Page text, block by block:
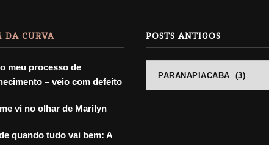
DA CURVA
meu processo de
– veio com defeito
vi no olhar de Marilyn
quando tudo vai bem: A
POSTS ANTIGOS